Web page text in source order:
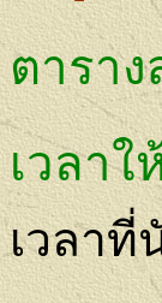
ตารา
เวลา
เวลาที่